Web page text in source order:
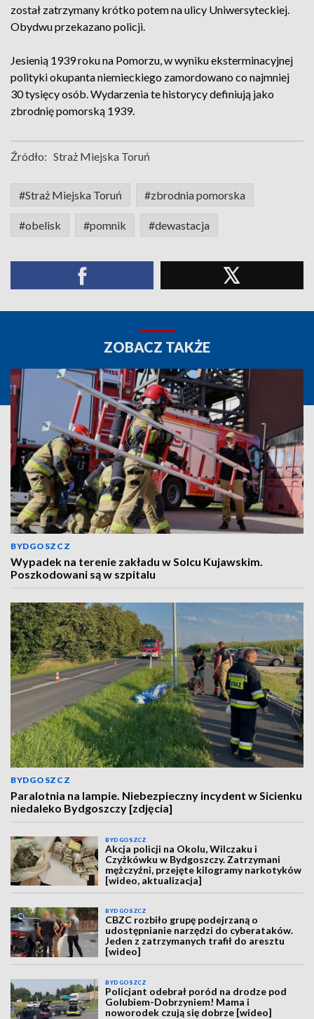
został zatrzymany krótko potem na ulicy Uniwersyteckiej.
Obydwu przekazano policji.
Jesienią 1939 roku na Pomorzu, w wyniku eksterminacyjnej
polityki okupanta niemieckiego zamordowano co najmniej
30 tysięcy osób. Wydarzenia te historycy definiują jako
zbrodnię pomorską 1939.
Źródło: Straż Miejska Toruń
#Straż Miejska Toruń #zbrodnia pomorska
#obelisk #pomnik #dewastacja
ZOBACZ TAKŻE
BYDGOSZCZ
Wypadek na terenie zakładu w Solcu Kujawskim.
Poszkodowani są w szpitalu
BYDGOSZCZ
Paralotnia na lampie. Niebezpieczny incydent w Sicienku
niedaleko Bydgoszczy [zdjęcia]
BYDGOSZCZ
Akcja policji na Okolu, Wilczaku i
Czyżkówku w Bydgoszczy. Zatrzymani
mężczyźni, przejęte kilogramy narkotyków
[wideo, aktualizacja]
BYDGOSZCZ
CBZC rozbiło grupę podejrzaną o
udostępnianie narzędzi do cyberataków.
Jeden z zatrzymanych trafił do aresztu
[wideo]
BYDGOSZCZ
Policjant odebrał poród na drodze pod
Golubiem-Dobrzyniem! Mama i
noworodek czują się dobrze [wideo]